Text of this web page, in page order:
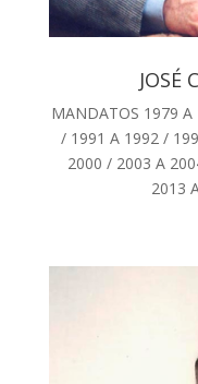
JOSÉ
MANDATOS 1979
/ 1991 A 1992 /
2000 / 2003 A
2013